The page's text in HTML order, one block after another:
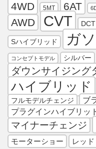
4WD 5MT 6AT
AWD CVT DCT
Sハイブリッド ガ
コンセプトモデル シルバー
ダウンサイジング
ハイブリッド
フルモデルチェンジ ブ
プラグインハイブリッ
マイナーチェンジ
モーターショー レッド